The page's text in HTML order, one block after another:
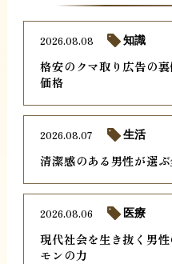
格安のクマ取り広告の
価格
2026.08.08 知識
清潔感のある男性が選
2026.08.07 生活
現代社会を生き抜く男
モンの力
2026.08.06 医療